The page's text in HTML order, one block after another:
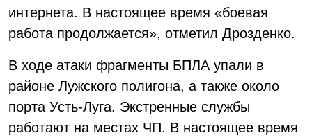
интернета. В настоящее время «боевая
работа продолжается», отметил Дрозденко.
В ходе атаки фрагменты БПЛА упали в
районе Лужского полигона, а также около
порта Усть-Луга. Экстренные службы
работают на местах ЧП. В настоящее время